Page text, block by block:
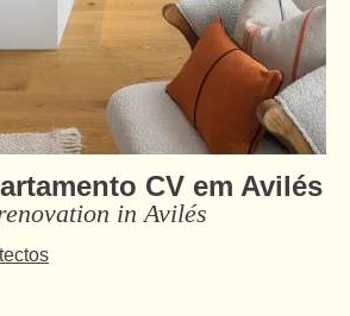
CV em Avilés
in Avilés